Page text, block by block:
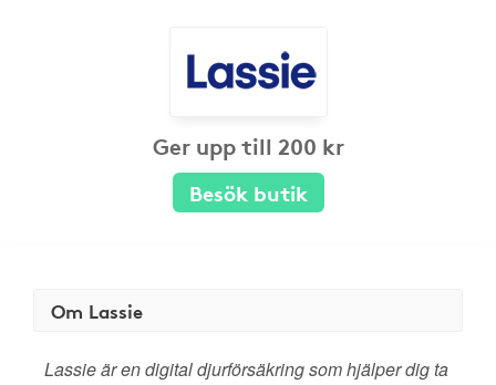
Ger upp till 200 kr
Besök butik
Om Lassie
Lassie är en digital djurförsäkring som hjälper dig ta